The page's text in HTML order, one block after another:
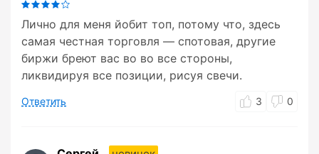
Лично для меня йобит топ, потому что, здесь
самая честная торговля — спотовая, другие
биржи бреют вас во во все стороны,
ликвидируя все позиции, рисуя свечи.
Ответить 3 0